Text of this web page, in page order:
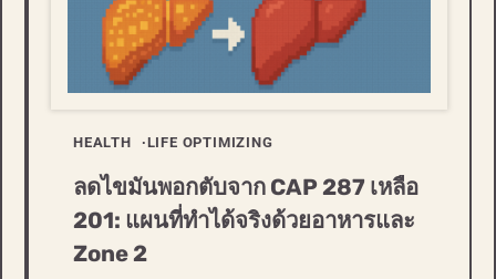
HEALTH LIFE OPTIMIZING
ลดไขมันพอกตับจาก CAP 287 เหลือ
201: แผนที่ทำได้จริงด้วยอาหารและ
Zone 2